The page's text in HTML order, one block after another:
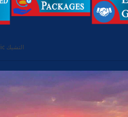
Czech Republic التشيك